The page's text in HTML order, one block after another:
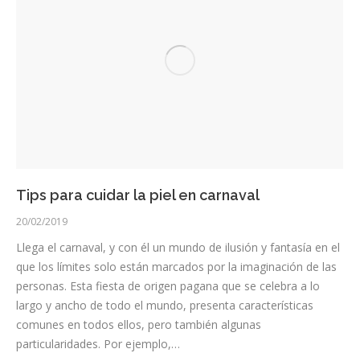
Tips para cuidar la piel en carnaval
20/02/2019
Llega el carnaval, y con él un mundo de ilusión y fantasía en el
que los límites solo están marcados por la imaginación de las
personas. Esta fiesta de origen pagana que se celebra a lo
largo y ancho de todo el mundo, presenta características
comunes en todos ellos, pero también algunas
particularidades. Por ejemplo,…